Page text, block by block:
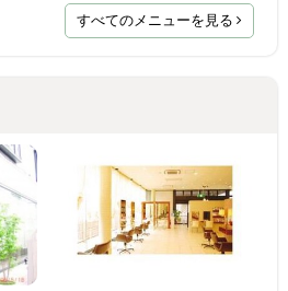
すべてのメニューを見る